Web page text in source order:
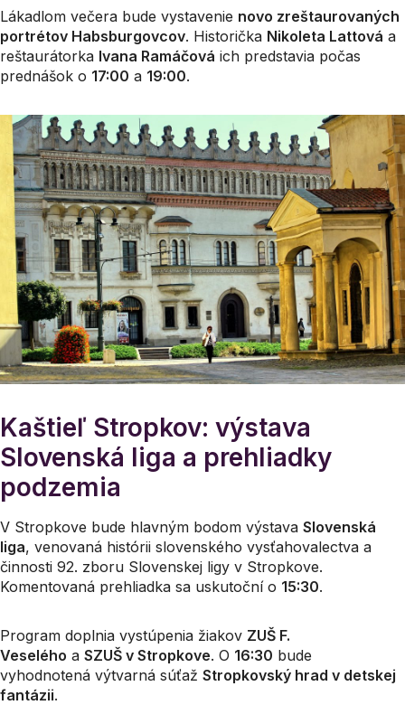
Lákadlom večera bude vystavenie novo zreštaurovaných
portrétov Habsburgovcov. Historička Nikoleta Lattová a
reštaurátorka Ivana Ramáčová ich predstavia počas
prednášok o 17:00 a 19:00.
Kaštieľ Stropkov: výstava
Slovenská liga a prehliadky
podzemia
V Stropkove bude hlavným bodom výstava Slovenská
liga, venovaná histórii slovenského vysťahovalectva a
činnosti 92. zboru Slovenskej ligy v Stropkove.
Komentovaná prehliadka sa uskutoční o 15:30.
Program doplnia vystúpenia žiakov ZUŠ F.
Veselého a SZUŠ v Stropkove. O 16:30 bude
vyhodnotená výtvarná súťaž Stropkovský hrad v detskej
fantázii.